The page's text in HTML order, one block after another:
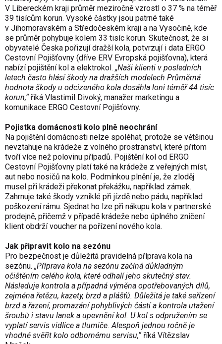
V Libereckém kraji průměr meziročně vzrostl o 37 % na téměř
39 tisícům korun. Vysoké částky jsou patrné také
v Jihomoravském a Středočeském kraji a na Vysočině, kde
se průměr pohybuje kolem 33 tisíc korun. Skutečnost, že si
obyvatelé Česka pořizují dražší kola, potvrzují i data ERGO
Cestovní Pojišťovny (dříve ERV Evropská pojišťovna), která
nabízí pojištění kol a elektrokol. „Naši klienti v posledních
letech často hlásí škody na dražších modelech Průměrná
hodnota škody u odcizeného kola dosáhla loni téměř 44 tisíc
korun,“říká Vlastimil Divoký, manažer marketingu a
komunikace ERGO Cestovní Pojišťovny.
Pojistka domácnosti kolo plně neochrání
Na pojištění domácnosti nelze spoléhat, protože se většinou
nevztahuje na krádeže z volného prostranství, které přitom
tvoří více než polovinu případů. Pojištění kol od ERGO
Cestovní Pojišťovny platí také na krádeže z veřejných míst,
aut nebo nosičů na kolo. Podmínkou plnění je, že zloděj
musel při krádeži překonat překážku, například zámek.
Zahrnuje také škody vzniklé při jízdě nebo pádu, například
poškození rámu. Sjednat ho lze při nákupu kola v partnerské
prodejně, přičemž v případě krádeže nebo úplného zničení
klient obdrží voucher na pořízení nového kola.
Jak připravit kolo na sezónu
Pro bezpečnost je důležitá pravidelná příprava kola na
sezónu. „Příprava kola na sezónu začíná důkladným
očištěním celého kola, které odhalí jeho skutečný stav.
Následuje kontrola a případná výměna opotřebovaných dílů,
zejména řetězu, kazety, brzd a plášťů. Důležitá je také seřízení
brzd a řazení, promazání pohyblivých částí a kontrola utažení
šroubů i stavu lanek a upevnění kol. U kol s odpružením se
vyplatí servis vidlice a tlumiče. Alespoň jednou ročně je
vhodné svěřit kolo odbornému servisu,“říká Vítězslav